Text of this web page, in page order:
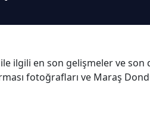
ile ilgili en son gelişmeler ve son
fotoğrafları ve Maraş